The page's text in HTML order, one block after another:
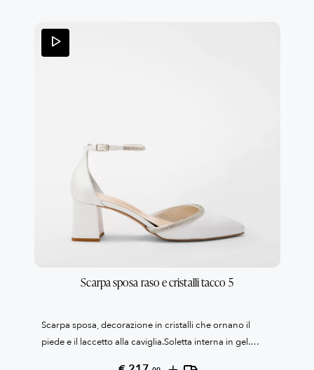
Scarpa sposa raso e cristalli tacco 5
Scarpa sposa, decorazione in cristalli che ornano il
piede e il laccetto alla caviglia.Soletta interna in gel.